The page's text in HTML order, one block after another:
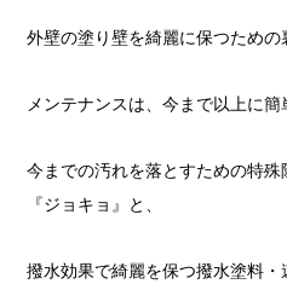
外壁の塗り壁を綺麗に保つための
メンテナンスは、今まで以上に簡
今までの汚れを落とすための特
『ジョキョ』と、
撥水効果で綺麗を保つ撥水塗料